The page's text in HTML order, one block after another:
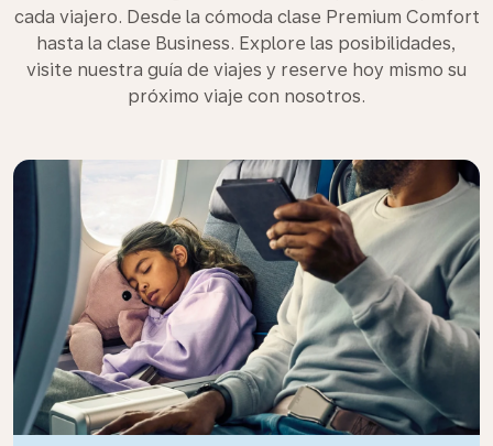
cada viajero. Desde la cómoda clase Premium Comfort
hasta la clase Business. Explore las posibilidades,
visite nuestra guía de viajes y reserve hoy mismo su
próximo viaje con nosotros.